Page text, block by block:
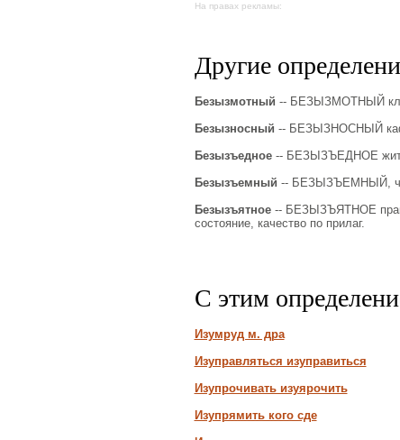
На правах рекламы:
Другие
Безызмотный -- БЕЗЫЗМОТНЫЙ
Безызносный -- БЕЗЫЗНОСНЫЙ
Безызъедное-- БЕЗЫЗЪЕДНОЕ
Безызъемный -- БЕЗЫЗЪЕМНЫЙ,
Безызъятное-- БЕЗЫЗЪЯТНОЕ
состояние, качество по прилаг.
С этим
Изумруд м. дра
Изуправляться изуправиться
Изупрочивать изуярочить
Изупрямить кого сде